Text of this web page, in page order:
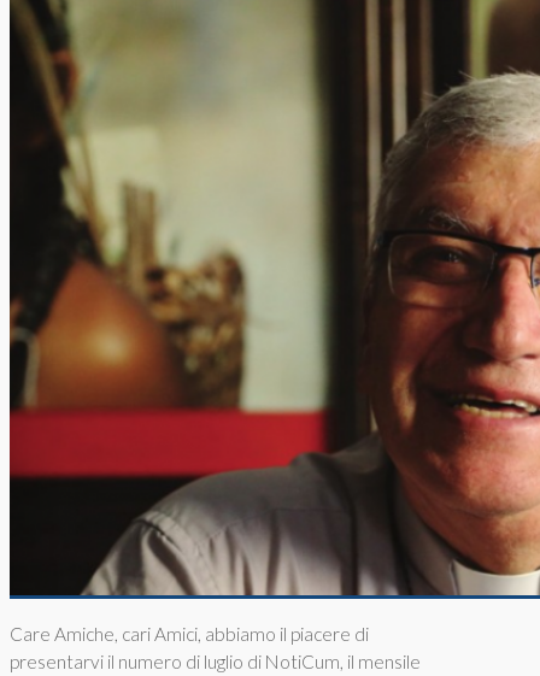
Care Amiche, cari Amici, abbiamo il piacere di
presentarvi il numero di luglio di NotiCum, il mensile